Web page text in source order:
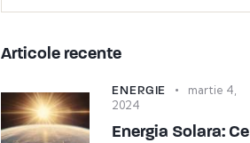
Articole recente
ENERGIE
martie 4,
2024
Energia Solara: Ce